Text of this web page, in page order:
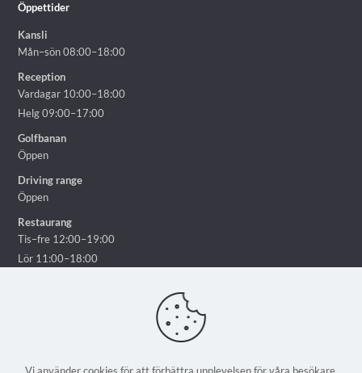
Öppettider
Kansli
Mån–sön 08:00–18:00
Reception
Vardagar 10:00–18:00
Helg 09:00–17:00
Golfbanan
Öppen
Driving range
Öppen
Restaurang
Tis–fre 12:00–19:00
Lör 11:00–18:00